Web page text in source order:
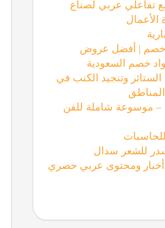
تفاعلي عربي لصناع
الأعمال
خصم | أفضل عروض
خصم السعودية
وتنجيد الكنب في
– موسوعة شاملة للفن
للحاسبات
للشعر سدال
ومحتوى عربي حصري